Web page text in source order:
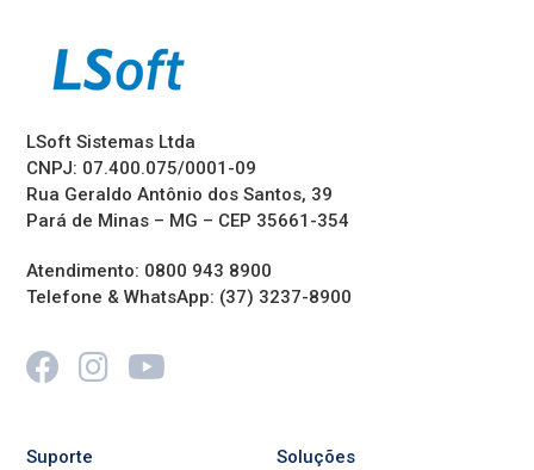
LSoft Sistemas Ltda
CNPJ: 07.400.075/0001-09
Rua Geraldo Antônio dos Santos, 39
Pará de Minas – MG – CEP 35661-354
Atendimento: 0800 943 8900
Telefone & WhatsApp: (37) 3237-8900
Suporte Soluções